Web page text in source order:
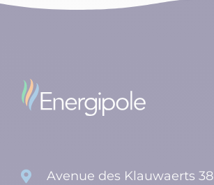

Avenue des Klauwaerts 38